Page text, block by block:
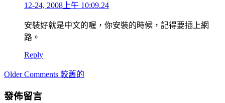
12-24, 2008上午 10:09.24
安裝好就是中文的喔，你安裝的時候，記得要插上網
路。
Reply
Comment
Older Comments 較舊的
發佈留言